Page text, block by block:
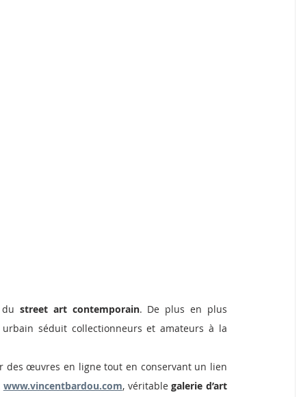
street art contemporain. De plus en plus
séduit collectionneurs et amateurs à la
des œuvres en ligne tout en conservant un lien
www.vincentbardou.com, véritable galerie d’art